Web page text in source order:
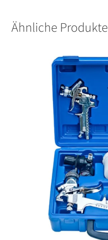
Ähnliche Produkte